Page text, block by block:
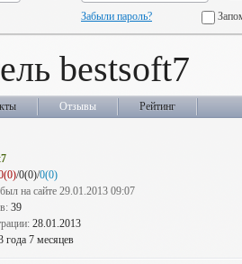
Забыли пароль?
bestsoft7
Отзывы Рейтинг
/0(0)/0(0)
на сайте 29.01.2013 09:07
39
28.01.2013
года 7 месяцев